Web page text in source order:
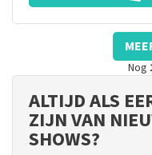
Nog
ALTIJD ALS
ZIJN VAN
SHOWS?